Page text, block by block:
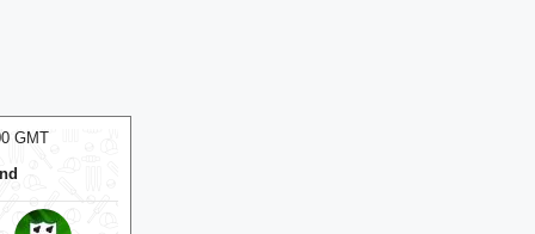
GMT
Ground
Surrey